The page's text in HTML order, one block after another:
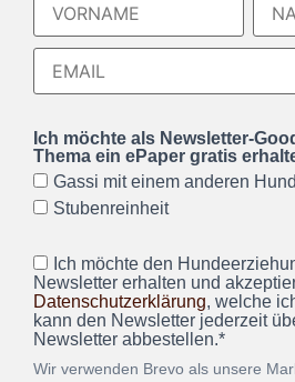
Ich möchte als Newsletter-
Thema ein ePaper gratis
Gassi mit einem anderen Hund
Stubenreinheit
Ich möchte den
Newsletter erhalten und
Datenschutzerklärung, welche
kann den Newsletter jederzeit
Newsletter abbestellen.*
Wir verwenden Brevo als unsere